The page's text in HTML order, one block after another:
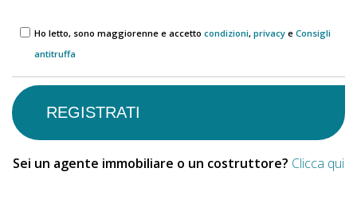
Ho letto, sono maggiorenne e accetto condizioni, privacy e Consigli
antitruffa
Sei un agente immobiliare o un costruttore? Clicca qui